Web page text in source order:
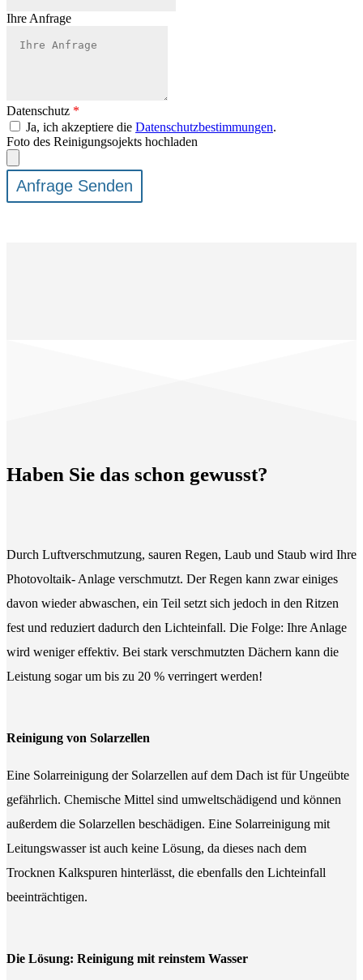
Ihre Anfrage
Datenschutz *
Ja, ich akzeptiere die Datenschutzbestimmungen.
Foto des Reinigungsojekts hochladen
Haben Sie das schon gewusst?
Durch Luftverschmutzung, sauren Regen, Laub und Staub wird Ihre
Photovoltaik- Anlage verschmutzt. Der Regen kann zwar einiges
davon wieder abwaschen, ein Teil setzt sich jedoch in den Ritzen
fest und reduziert dadurch den Lichteinfall. Die Folge: Ihre Anlage
wird weniger effektiv. Bei stark verschmutzten Dächern kann die
Leistung sogar um bis zu 20 % verringert werden!
Reinigung von Solarzellen
Eine Solarreinigung der Solarzellen auf dem Dach ist für Ungeübte
gefährlich. Chemische Mittel sind umweltschädigend und können
außerdem die Solarzellen beschädigen. Eine Solarreinigung mit
Leitungswasser ist auch keine Lösung, da dieses nach dem
Trocknen Kalkspuren hinterlässt, die ebenfalls den Lichteinfall
beeinträchtigen.
Die Lösung: Reinigung mit reinstem Wasser